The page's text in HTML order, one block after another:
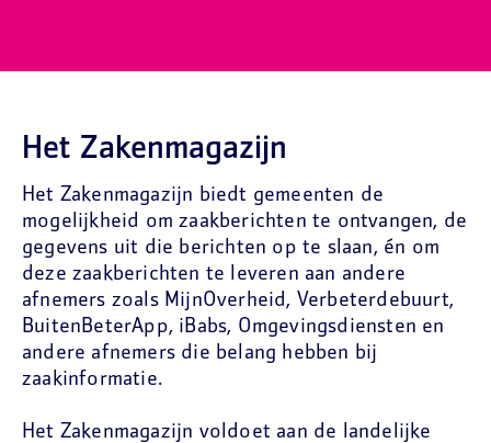
Het Zakenmagazijn
Het Zakenmagazijn biedt gemeenten de
mogelijkheid om zaakberichten te ontvangen, de
gegevens uit die berichten op te slaan, én om
deze zaakberichten te leveren aan andere
afnemers zoals MijnOverheid, Verbeterdebuurt,
BuitenBeterApp, iBabs, Omgevingsdiensten en
andere afnemers die belang hebben bij
zaakinformatie.
Het Zakenmagazijn voldoet aan de landelijke